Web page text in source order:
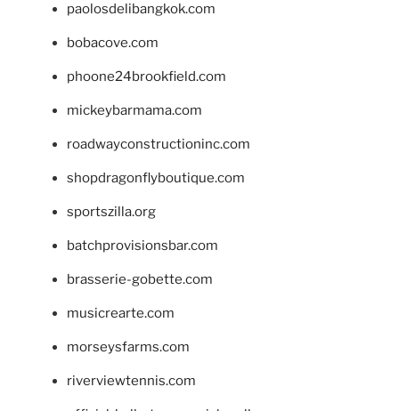
paolosdelibangkok.com
bobacove.com
phoone24brookfield.com
mickeybarmama.com
roadwayconstructioninc.com
shopdragonflyboutique.com
sportszilla.org
batchprovisionsbar.com
brasserie-gobette.com
musicrearte.com
morseysfarms.com
riverviewtennis.com